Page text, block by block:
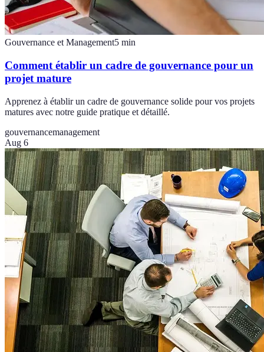
Gouvernance et Management5 min
Comment établir un cadre de gouvernance pour un
projet mature
Apprenez à établir un cadre de gouvernance solide pour vos projets
matures avec notre guide pratique et détaillé.
gouvernancemanagement
Aug 6